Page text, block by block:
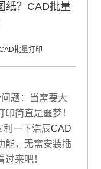
纸？CAD批量
批量打印
题：当需要大
印简直是噩梦！
利一下浩辰CAD
能，无需安装插
来吧！